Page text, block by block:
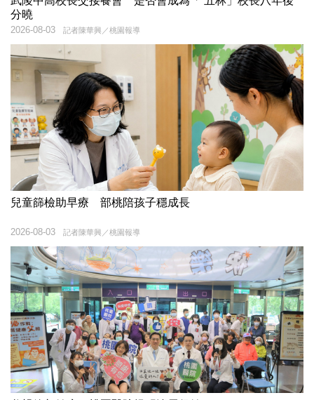
分曉
記者陳華興／桃園報導
2026-08-03
兒童篩檢助早療 部桃陪孩子穩成長
記者陳華興／桃園報導
2026-08-03